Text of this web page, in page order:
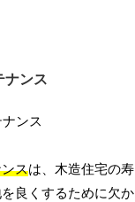
ナンス
スは、木造住宅の寿
良くするために欠か